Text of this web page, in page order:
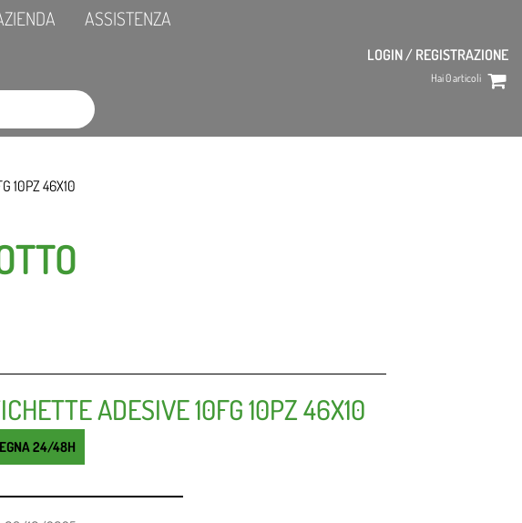
ASSISTENZA
LOGIN / REGISTRAZIONE
Hai0articoli
10PZ 46X10
ADESIVE 10FG 10PZ 46X10
24/48H